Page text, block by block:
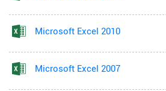
Microsoft Excel 2010
Microsoft Excel 2007